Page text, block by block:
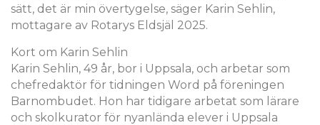
sätt, det är min övertygelse, säger Karin Sehlin,
mottagare av Rotarys Eldsjäl 2025.
Kort om Karin Sehlin
Karin Sehlin, 49 år, bor i Uppsala, och arbetar som
chefredaktör för tidningen Word på föreningen
Barnombudet. Hon har tidigare arbetat som lärare
och skolkurator för nyanlända elever i Uppsala